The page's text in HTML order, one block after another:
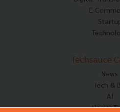
E-
Techsauce
News
Tech &
AI